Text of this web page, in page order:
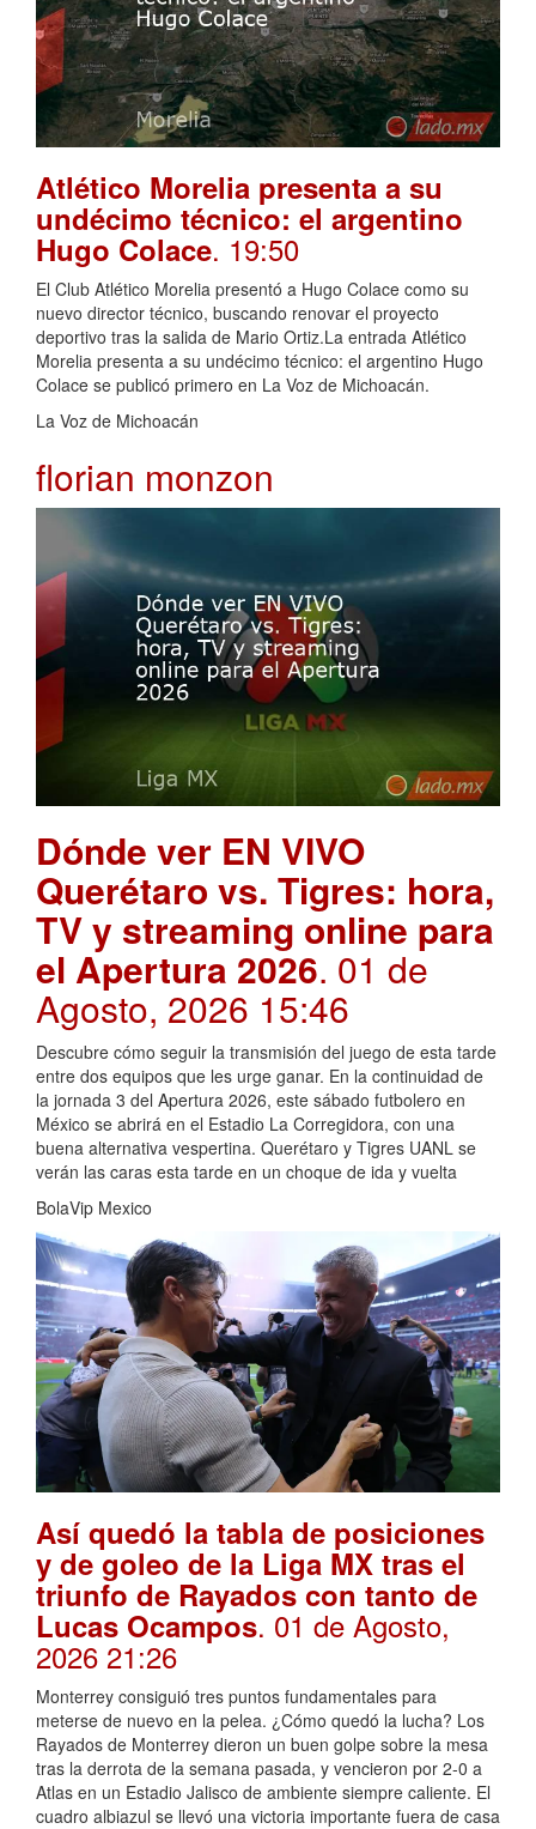
Atlético Morelia presenta a su
undécimo técnico: el argentino
Hugo Colace. 19:50
El Club Atlético Morelia presentó a Hugo Colace como su
nuevo director técnico, buscando renovar el proyecto
deportivo tras la salida de Mario Ortiz.La entrada Atlético
Morelia presenta a su undécimo técnico: el argentino Hugo
Colace se publicó primero en La Voz de Michoacán.
La Voz de Michoacán
florian monzon
Dónde ver EN VIVO
Querétaro vs. Tigres: hora,
TV y streaming online para
el Apertura 2026. 01 de
Agosto, 2026 15:46
Descubre cómo seguir la transmisión del juego de esta tarde
entre dos equipos que les urge ganar. En la continuidad de
la jornada 3 del Apertura 2026, este sábado futbolero en
México se abrirá en el Estadio La Corregidora, con una
buena alternativa vespertina. Querétaro y Tigres UANL se
verán las caras esta tarde en un choque de ida y vuelta
BolaVip Mexico
Así quedó la tabla de posiciones
y de goleo de la Liga MX tras el
triunfo de Rayados con tanto de
Lucas Ocampos. 01 de Agosto,
2026 21:26
Monterrey consiguió tres puntos fundamentales para
meterse de nuevo en la pelea. ¿Cómo quedó la lucha? Los
Rayados de Monterrey dieron un buen golpe sobre la mesa
tras la derrota de la semana pasada, y vencieron por 2-0 a
Atlas en un Estadio Jalisco de ambiente siempre caliente. El
cuadro albiazul se llevó una victoria importante fuera de casa